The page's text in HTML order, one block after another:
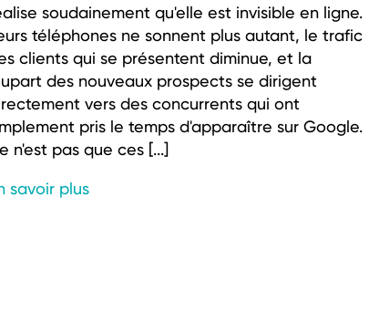
soudainement qu'elle est invisible en ligne.
téléphones ne sonnent plus autant, le trafic
clients qui se présentent diminue, et la
des nouveaux prospects se dirigent
vers des concurrents qui ont
pris le temps d'apparaître sur Google.
n'est pas que ces [...]
savoir plus